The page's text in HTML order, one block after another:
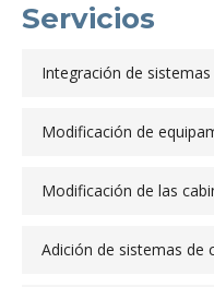
Servicios
Integración de
Modificación de
Modificación de las
Adición de sistemas de